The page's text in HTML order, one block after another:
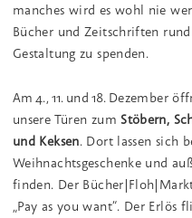
manches wird es wohl nie
Bücher und Zeitschriften
Gestaltung zu spenden.
Am 4., 11. und 18. Dezember
unsere Türen zum Stöbern,
und Keksen. Dort lassen sich
Weihnachtsgeschenke und
finden. Der
„Pay as you want“. Der Erlös